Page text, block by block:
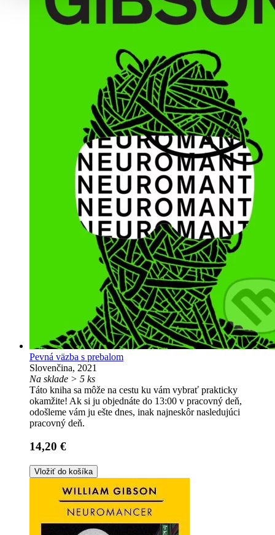
Pevná väzba s prebalom
Slovenčina, 2021
Na sklade > 5 ks
Táto kniha sa môže na cestu ku vám vybrať prakticky
okamžite! Ak si ju objednáte do 13:00 v pracovný deň,
odošleme vám ju ešte dnes, inak najneskôr nasledujúci
pracovný deň.
14,20 €
Vložiť do košíka